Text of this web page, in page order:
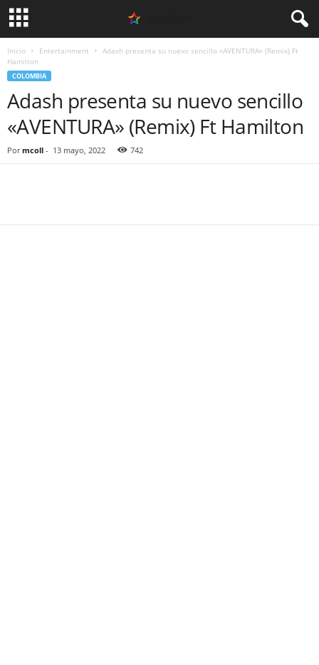
Inicio Entertainment
Adash presenta su nuevo sencillo «AVENTURA» (Remix) Ft
Hamilton
COLOMBIA
Adash presenta su nuevo sencillo
«AVENTURA» (Remix) Ft Hamilton
Por mcoll - 13 mayo, 2022 742